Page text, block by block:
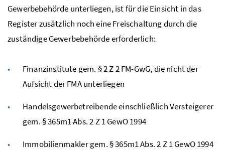
Gewerbebehörde unterliegen, ist für die Einsicht in das
Register zusätzlich noch eine Freischaltung durch die
zuständige Gewerbebehörde erforderlich:
Finanzinstitute gem. § 2Z2FM-GwG, die nicht der
Aufsicht derFMAunterliegen
Handelsgewerbetreibende einschließlich Versteigerer
gem. § 365m1Abs.2Z1GewO1994
Immobilienmakler gem. § 365m1Abs.2Z1GewO1994